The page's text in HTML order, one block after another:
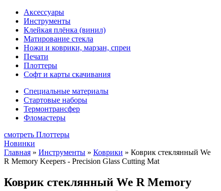
Аксессуары
Инструменты
Клейкая плёнка (винил)
Матирование стекла
Ножи и коврики, марзан, спреи
Печати
Плоттеры
Софт и карты скачивания
Специальные материалы
Стартовые наборы
Термонтрансфер
Фломастеры
смотреть Плоттеры
Новинки
Главная » Инструменты » Коврики » Коврик стеклянный We
R Memory Keepers - Precision Glass Cutting Mat
Коврик стеклянный We R Memory